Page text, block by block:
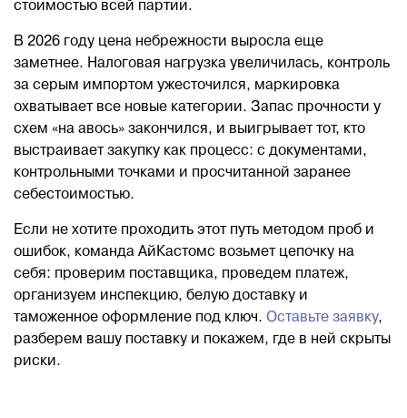
стоимостью всей партии.
В 2026 году цена небрежности выросла еще
заметнее. Налоговая нагрузка увеличилась, контроль
за серым импортом ужесточился, маркировка
охватывает все новые категории. Запас прочности у
схем «на авось» закончился, и выигрывает тот, кто
выстраивает закупку как процесс: с документами,
контрольными точками и просчитанной заранее
себестоимостью.
Если не хотите проходить этот путь методом проб и
ошибок, команда АйКастомс возьмет цепочку на
себя: проверим поставщика, проведем платеж,
организуем инспекцию, белую доставку и
таможенное оформление под ключ. Оставьте заявку,
разберем вашу поставку и покажем, где в ней скрыты
риски.